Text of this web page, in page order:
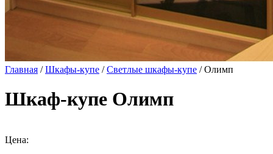
Главная /Шкафы-купе /Светлые шкафы-купе / Олимп
Шкаф-купе Олимп
Цена: